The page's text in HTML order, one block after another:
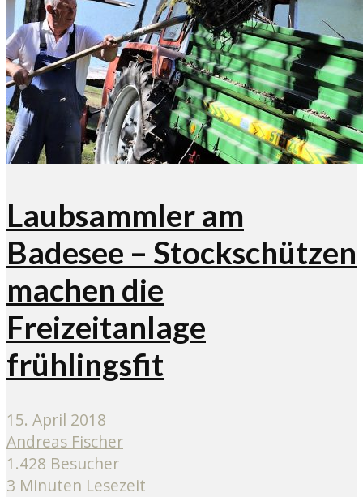
Laubsammler am
Badesee – Stockschützen
machen die
Freizeitanlage
frühlingsfit
15. April 2018
Andreas Fischer
1.428 Besucher
3 Minuten Lesezeit